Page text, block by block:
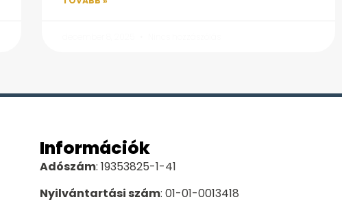
Információk
Adószám: 19353825-1-41
Nyilvántartási szám: 01-01-0013418